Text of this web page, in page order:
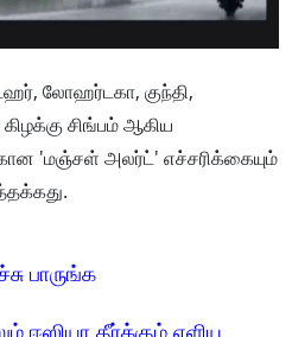
லோஹர்டகா, குந்தி,
சிங்பம் ஆகிய
'மஞ்சள் அலர்ட்' எச்சரிக்கையும்
பாருங்க
ஈஸியா தீர்க்கும் எளிய